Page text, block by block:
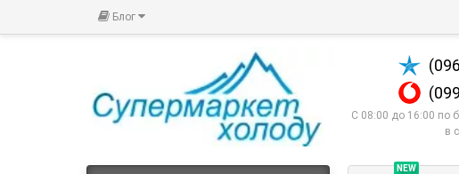
Блог
С 08:00 до 16:00 по
в
NEW